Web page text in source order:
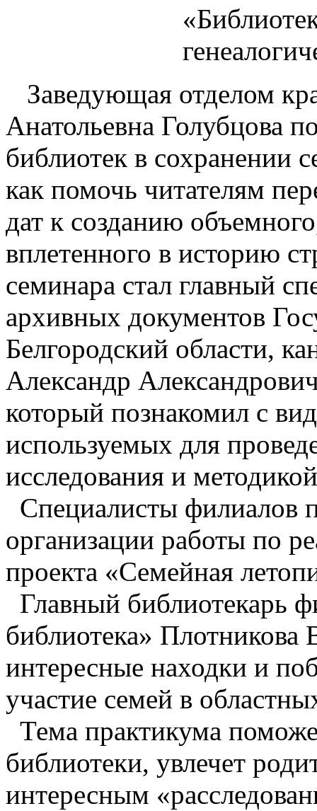
Заведующая отделом
Анатольевна Голубцова
библиотек в сохранении
как помочь читателям
дат к созданию
вплетенного в историю
семинара стал главный
архивных документов
Белгородский области,
Александр
который познакомил с
используемых для
исследования и
Специалисты филиалов
организации работы по
проекта «Семейная
Главный библиотекарь
библиотека» Плотникова
интересные находки и
участие семей в
Тема практикума
библиотеки, увлечет
интересным